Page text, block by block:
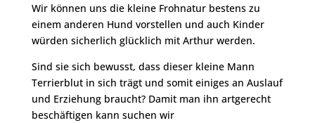
Wir können uns die kleine Frohnatur bestens zu
einem anderen Hund vorstellen und auch Kinder
würden sicherlich glücklich mit Arthur werden.
Sind sie sich bewusst, dass dieser kleine Mann
Terrierblut in sich trägt und somit einiges an Auslauf
und Erziehung braucht? Damit man ihn artgerecht
beschäftigen kann suchen wir